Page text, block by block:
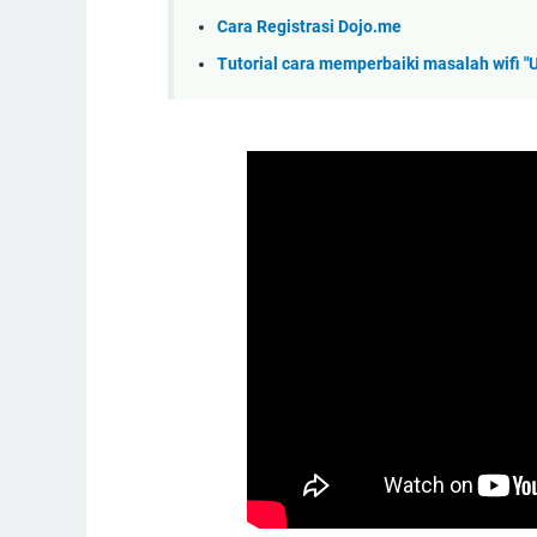
Cara Registrasi Dojo.me
Tutorial cara memperbaiki masalah wifi